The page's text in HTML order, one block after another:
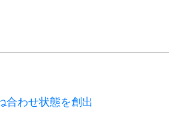
合わせ状態を創出